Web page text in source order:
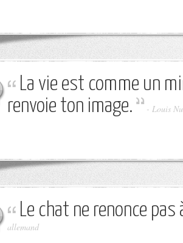
La vie est comme un
renvoie ton image.
- Louis
Le chat ne renonce
allemand